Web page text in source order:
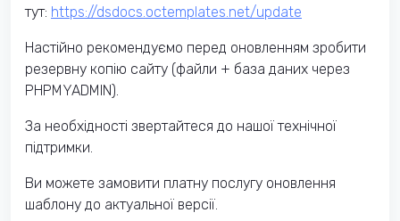
тут: https://dsdocs.octemplates.net/update
Настійно рекомендуємо перед оновленням зробити
резервну копію сайту (файли + база даних через
PHPMYADMIN).
За необхідності звертайтеся до нашої технічної
підтримки.
Ви можете замовити платну послугу оновлення
шаблону до актуальної версії.